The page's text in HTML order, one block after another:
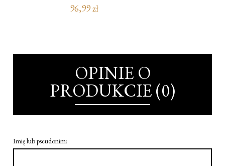
96,99 zł
OPINIE O
PRODUKCIE (0)
Imię lub pseudonim: